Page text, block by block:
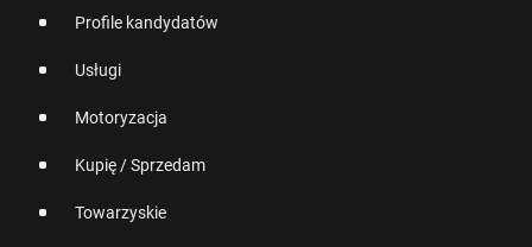
Profile kandydatów
Usługi
Motoryzacja
Kupię / Sprzedam
Towarzyskie